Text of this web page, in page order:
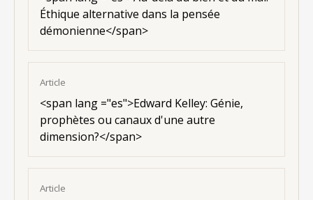
Éthique alternative dans la pensée
démonienne</span>
Article
<span lang ="es">Edward Kelley: Génie,
prophètes ou canaux d'une autre
dimension?</span>
Article